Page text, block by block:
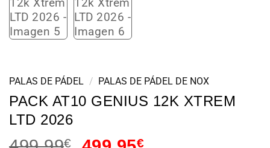
PALAS DE PÁDEL / PALAS DE PÁDEL DE NOX
PACK AT10 GENIUS 12K XTREM
LTD 2026
€ €